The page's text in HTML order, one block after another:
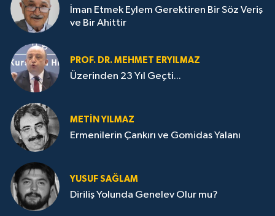
İman Etmek Eylem Gerektiren Bir Söz Veriş
ve Bir Ahittir
PROF. DR. MEHMET ERYILMAZ
Üzerinden 23 Yıl Geçti...
METIN YILMAZ
Ermenilerin Çankırı ve Gomidas Yalanı
YUSUF SAĞLAM
Diriliş Yolunda Genelev Olur mu?